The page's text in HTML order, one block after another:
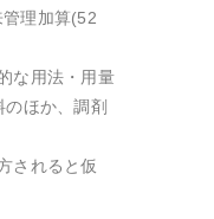
理加算(52
な用法・用量
ほか、調剤
されると仮